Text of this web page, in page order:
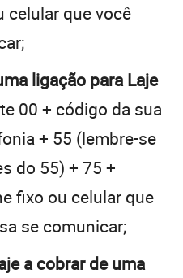
celular que você
ligação para Laje
00 + código da sua
+ 55 (lembre-se
do 55) + 75 +
fixo ou celular que
se comunicar;
a cobrar de uma